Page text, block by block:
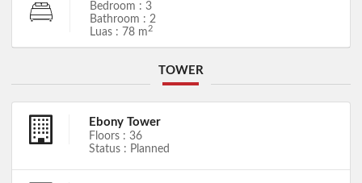
Bedroom : 3
Bathroom : 2
Luas : 78 m2
TOWER
Ebony Tower
Floors : 36
Status : Planned